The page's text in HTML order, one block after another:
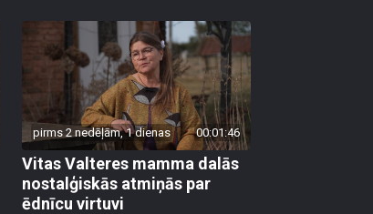
pirms 2 nedēļām, 1 dienas 00:01:46
Vitas Valteres mamma dalās
nostalģiskās atmiņās par
ēdnīcu virtuvi